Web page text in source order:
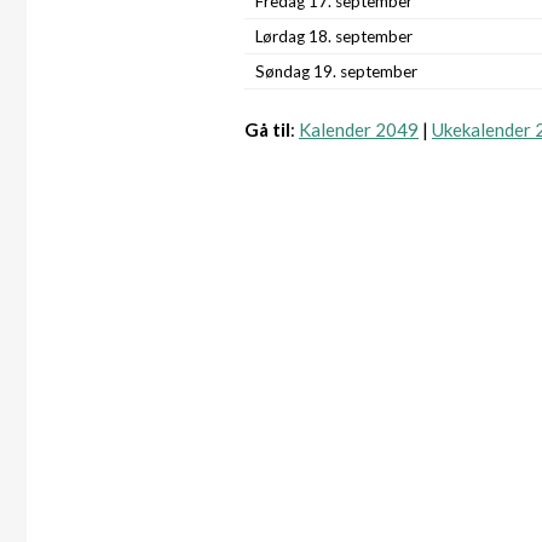
Lørdag 18. september
Søndag 19. september
Gå til: Kalender 2049 | Ukekalender